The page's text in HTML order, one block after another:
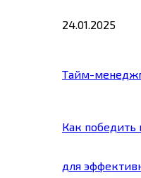
24.01.2025
Тайм-
Как победить
для